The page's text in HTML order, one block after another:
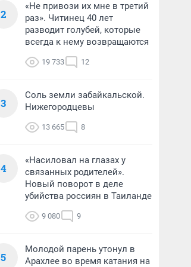
2
«Не привози их мне в третий
раз». Читинец 40 лет
разводит голубей, которые
всегда к нему возвращаются
19 733 12
3
Соль земли забайкальской.
Нижегородцевы
13 665 8
4
«Насиловал на глазах у
связанных родителей».
Новый поворот в деле
убийства россиян в Таиланде
9 080 9
5
Молодой парень утонул в
Арахлее во время катания на